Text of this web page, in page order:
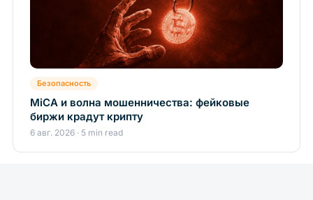
Безопасность
MiCA и волна мошенничества: фейковые
биржи крадут крипту
6 авг. 2026 · 5 min read